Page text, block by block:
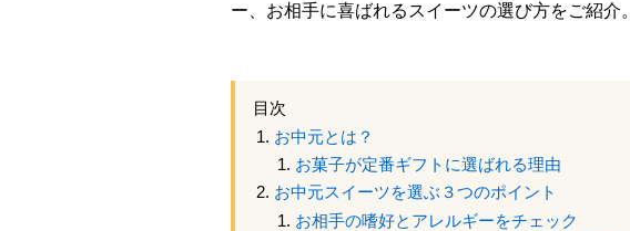
ー、お相手に喜ばれるスイーツの選び方をご紹
目次
お中元とは？
お菓子が定番ギフトに選ばれる理由
お中元スイーツを選ぶ３つのポイント
お相手の嗜好とアレルギーをチェック